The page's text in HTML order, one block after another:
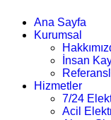
Ana Sayfa
Kurumsal
İnsan
Hizmetler
7/24
Acil